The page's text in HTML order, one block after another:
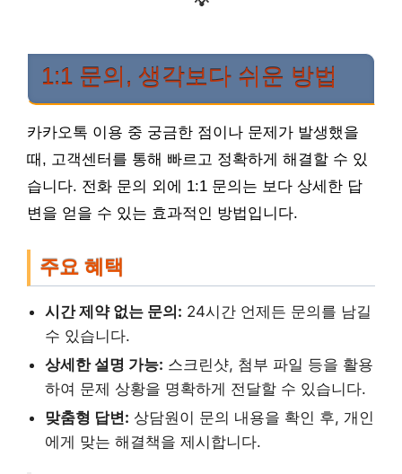
1:1 문의, 생각보다 쉬운 방법
카카오톡 이용 중 궁금한 점이나 문제가 발생했을
때, 고객센터를 통해 빠르고 정확하게 해결할 수 있
습니다. 전화 문의 외에 1:1 문의는 보다 상세한 답
변을 얻을 수 있는 효과적인 방법입니다.
주요 혜택
시간 제약 없는 문의: 24시간 언제든 문의를 남길
수 있습니다.
상세한 설명 가능: 스크린샷, 첨부 파일 등을 활용
하여 문제 상황을 명확하게 전달할 수 있습니다.
맞춤형 답변: 상담원이 문의 내용을 확인 후, 개인
에게 맞는 해결책을 제시합니다.